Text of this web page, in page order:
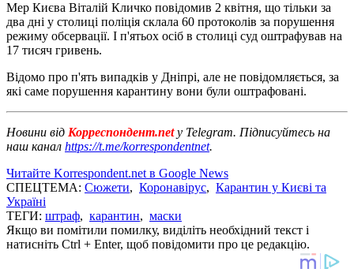
Мер Києва Віталій Кличко повідомив 2 квітня, що тільки за
два дні у столиці поліція склала 60 протоколів за порушення
режиму обсервації. І п'ятьох осіб в столиці суд оштрафував на
17 тисяч гривень.
Відомо про п'ять випадків у Дніпрі, але не повідомляється, за
які саме порушення карантину вони були оштрафовані.
Новини від Корреспондент.net у Telegram. Підписуйтесь на
наш канал https://t.me/korrespondentnet.
Читайте Korrespondent.net в Google News
СПЕЦТЕМА: Сюжети, Коронавірус, Карантин у Києві та
Україні
ТЕГИ: штраф, карантин, маски
Якщо ви помітили помилку, виділіть необхідний текст і
натисніть Ctrl + Enter, щоб повідомити про це редакцію.